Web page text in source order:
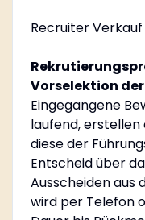
Recruiter
Vorselektion
Eingegangene
laufend,
diese der
Entscheid über
Ausscheiden aus
wird per Telefon